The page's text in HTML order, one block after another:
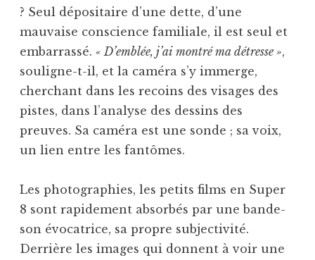
? Seul dépositaire d’une dette, d’une
mauvaise conscience familiale, il est seul et
embarrassé. « D’emblée, j’ai montré ma détresse »,
souligne-t-il, et la caméra s’y immerge,
cherchant dans les recoins des visages des
pistes, dans l’analyse des dessins des
preuves. Sa caméra est une sonde ; sa voix,
un lien entre les fantômes.
Les photographies, les petits films en Super
8 sont rapidement absorbés par une bande-
son évocatrice, sa propre subjectivité.
Derrière les images qui donnent à voir une